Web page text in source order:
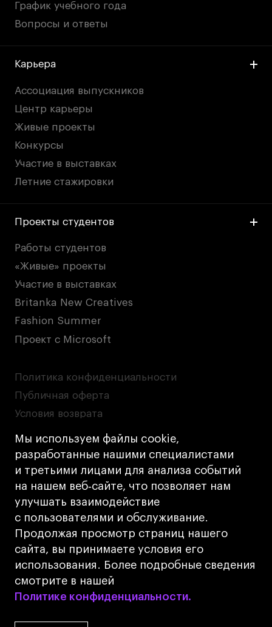
Мы используем файлы cookie,
разработанные нашими специалистами
и третьими лицами для анализа событий
на нашем веб‑сайте, что позволяет нам
улучшать взаимодействие
с пользователями и обслуживание.
Продолжая просмотр страниц нашего
сайта, вы принимаете условия его
использования. Более подробные сведения
смотрите в нашей
Политике конфиденциальности.
Политике конфиденциальности.
График учебного года
Вопросы и ответы
Карьера
Ассоциация выпускников
Центр карьеры
Живые проекты
Конкурсы
Участие в выставках
Летние стажировки
Проекты студентов
Работы студентов
«Живые» проекты
Участие в выставках
Britanka New Creatives
Fashion Summer
Проект с Microsoft
© 2026 БВШД
Политика конфиденциальности
Публичная оферта
Условия возврата
Кредит на образование с господдержкой
Лицензия на осуществление образовательной
деятельности АНО ВО «Универсальный
Университет»
Карта сайта
Дизайн
Разработка